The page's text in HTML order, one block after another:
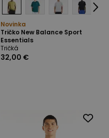
Novinka
Tričko New Balance Sport
Essentials
Tričká
32,00 €